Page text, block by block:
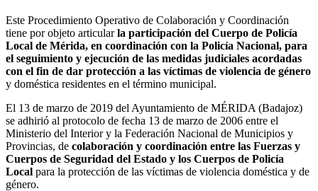
Este Procedimiento Operativo de Colaboración y Coordinación
tiene por objeto articularla participación del Cuerpo de Policía
Local de Mérida, en coordinación con la Policía Nacional, para
el seguimiento y ejecución de las medidas judiciales acordadas
con el fin de dar protección a las víctimas de violencia de género
y doméstica residentes en el término municipal.
El 13 de marzo de 2019 del Ayuntamiento de MÉRIDA (Badajoz)
se adhirió al protocolo de fecha 13 de marzo de 2006 entre el
Ministerio del Interior y la Federación Nacional de Municipios y
Provincias, de colaboración y coordinación entre las Fuerzas y
Cuerpos de Seguridad del Estado y los Cuerpos de Policía
Local para la protección de las víctimas de violencia doméstica y de
género.